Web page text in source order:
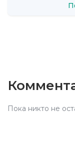
Пока никто не